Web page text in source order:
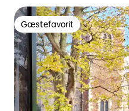
Gæstefavorit
Gæstefavorit